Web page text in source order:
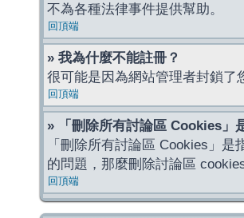
不為各種法律事件提供幫助。
回頂端
» 我為什麼不能註冊？
很可能是因為網站管理者封鎖了
回頂端
» 「刪除所有討論區 Cookies」
「刪除所有討論區 Cookies」
的問題，那麼刪除討論區
回頂端